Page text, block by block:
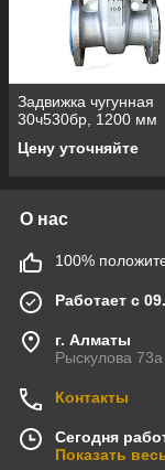
Задвижка чугунная
30ч530бр, 1200 мм
Цену уточняйте
О нас
100%
Работает с
г. Алматы
Рыскулова
Контакты
Сегодня
Показать